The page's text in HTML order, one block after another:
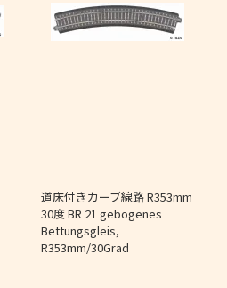
道床付きカーブ線路 R353mm
30度 BR 21 gebogenes
Bettungsgleis,
R353mm/30Grad